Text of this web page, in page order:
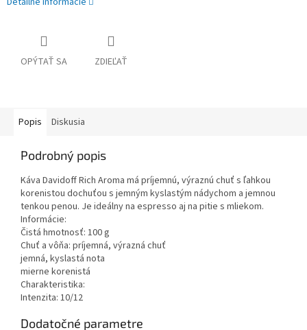
OPÝTAŤ SA ZDIEĽAŤ
Popis Diskusia
Podrobný popis
Káva Davidoff Rich Aroma má príjemnú, výraznú chuť s ľahkou
korenistou dochuťou s jemným kyslastým nádychom a jemnou
tenkou penou. Je ideálny na espresso aj na pitie s mliekom.
Informácie:
Čistá hmotnosť: 100 g
Chuť a vôňa: príjemná, výrazná chuť
jemná, kyslastá nota
mierne korenistá
Charakteristika:
Intenzita: 10/12
Dodatočné parametre